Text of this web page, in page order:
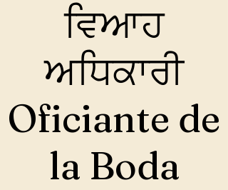
ਵਿਆਹ
ਅਧਿਕਾਰੀ
Oficiante de
la Boda